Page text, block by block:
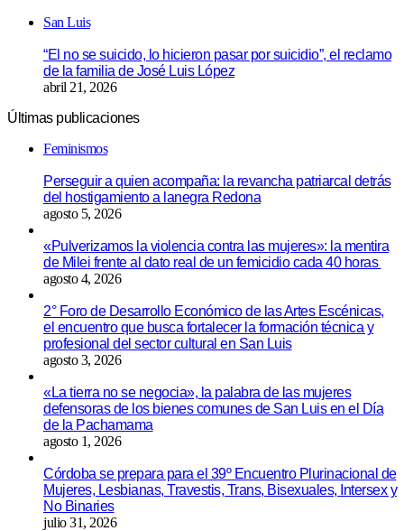
San Luis
“El no se suicido, lo hicieron pasar por suicidio”, el reclamo
de la familia de José Luis López
abril 21, 2026
Últimas publicaciones
Feminismos
Perseguir a quien acompaña: la revancha patriarcal detrás
del hostigamiento a lanegra Redona
agosto 5, 2026
«Pulverizamos la violencia contra las mujeres»: la mentira
de Milei frente al dato real de un femicidio cada 40 horas
agosto 4, 2026
2° Foro de Desarrollo Económico de las Artes Escénicas,
el encuentro que busca fortalecer la formación técnica y
profesional del sector cultural en San Luis
agosto 3, 2026
«La tierra no se negocia», la palabra de las mujeres
defensoras de los bienes comunes de San Luis en el Día
de la Pachamama
agosto 1, 2026
Córdoba se prepara para el 39º Encuentro Plurinacional de
Mujeres, Lesbianas, Travestis, Trans, Bisexuales, Intersex y
No Binaries
julio 31, 2026